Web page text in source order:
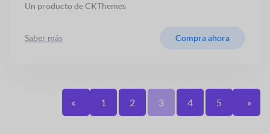
Un producto de CKThemes
Saber más Compra ahora
« 1 2 3 4 5 »